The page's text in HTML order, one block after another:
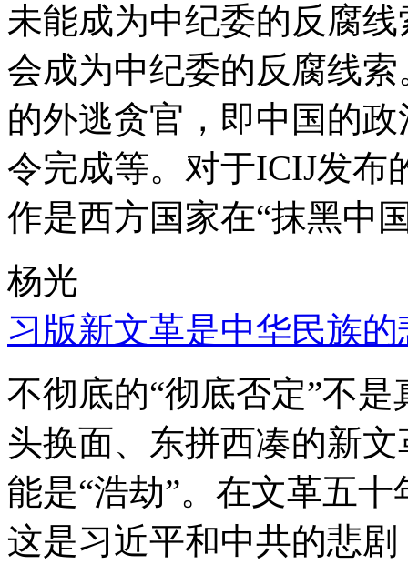
未能成为中纪委的反腐
会成为中纪委的反腐线
的外逃贪官，即中国的
令完成等。对于ICIJ发布
作是西方国家在“抹黑中
杨光
习版新文革是中华民族的
不彻底的“彻底否定”不
头换面、东拼西凑的新
能是“浩劫”。在文革五
这是习近平和中共的悲